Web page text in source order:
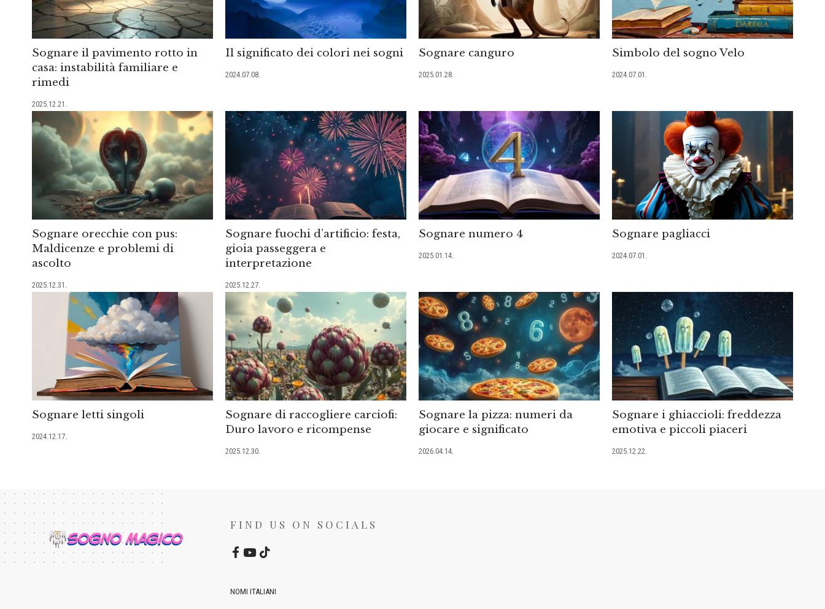
Sognare il pavimento rotto in
casa: instabilità familiare e
rimedi
2025.12.21.
Il significato dei colori nei sogni
2024.07.08.
Sognare canguro
2025.01.28.
Simbolo del sogno Velo
2024.07.01.
Sognare orecchie con pus:
Maldicenze e problemi di
ascolto
2025.12.31.
Sognare fuochi d’artificio: festa,
gioia passeggera e
interpretazione
2025.12.27.
Sognare numero 4
2025.01.14.
Sognare pagliacci
2024.07.01.
Sognare letti singoli
2024.12.17.
Sognare di raccogliere carciofi:
Duro lavoro e ricompense
2025.12.30.
Sognare la pizza: numeri da
giocare e significato
2026.04.14.
Sognare i ghiaccioli: freddezza
emotiva e piccoli piaceri
2025.12.22.
FIND US ON SOCIALS
NOMI ITALIANI